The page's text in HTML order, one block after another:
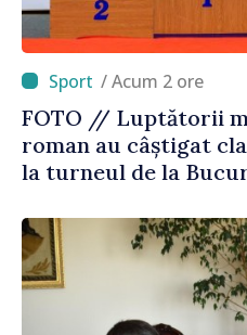
/ Acum 2 ore
FOTO // Luptătorii
roman au câștigat
la turneul de la